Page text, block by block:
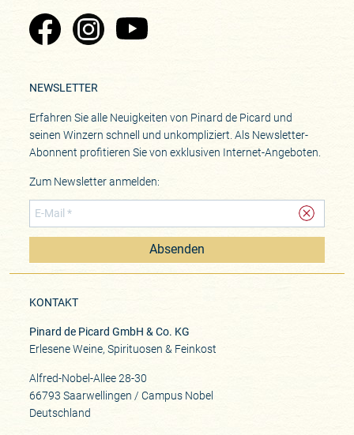
Zu Pinard's Facebook-Seite
Zu Pinard's Instagram-Seite
Zu Pinard's YouTube-Seite
NEWSLETTER
Erfahren Sie alle Neuigkeiten von Pinard de Picard und
seinen Winzern schnell und unkompliziert. Als Newsletter-
Abonnent profitieren Sie von exklusiven Internet-Angeboten.
Zum Newsletter anmelden:
Absenden
KONTAKT
Pinard de Picard GmbH & Co. KG
Erlesene Weine, Spirituosen & Feinkost
Alfred-Nobel-Allee 28-30
66793 Saarwellingen / Campus Nobel
Deutschland